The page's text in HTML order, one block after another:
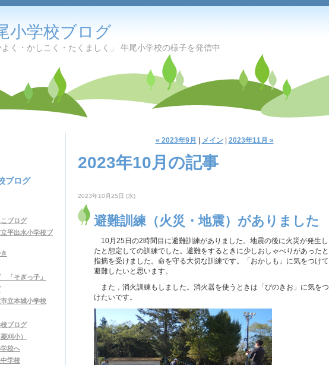
小学校ブログ
よく・かしこく・たくましく」 牛尾小学校の様子を発信中
ブログ
ブログ
平出水小学校ブ
「そぎっ子」
市立本城小学校
ブログ
刈小）
校へ
学校
« 2023年9月 メイン| 2023年11月 »
2023年10月の記事
2023年10月25日 (水)
避難訓練（火災・地震）がありました
10月25日の2時間目に避難訓練がありました。地震の後に火災が発生し
たと想定しての訓練でした。避難をするときに少しおしゃべりがあったと
指摘を受けました。命を守る大切な訓練です。「おかしも」に気をつけて
避難したいと思います。
また，消火訓練もしました。消火器を使うときは「ぴのきお」に気をつ
けたいです。